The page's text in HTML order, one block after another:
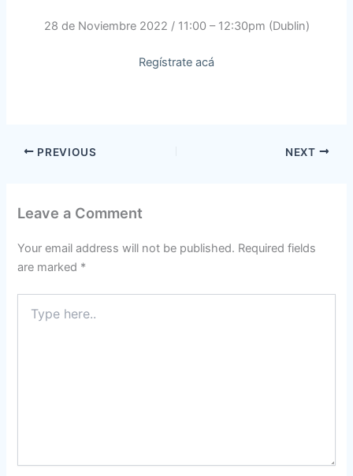
28 de Noviembre 2022 / 11:00 – 12:30pm (Dublin)
Regístrate acá
PREVIOUS NEXT
Leave a Comment
Your email address will not be published. Required fields
are marked *
here..